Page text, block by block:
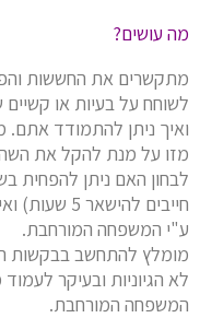
מה עושים?
מתקשרים את החששות
לשוחח על בעיות או
ואיך ניתן להתמודד אתם.
מזו על מנת להקל את
לבחון האם ניתן להפחית
חייבים
ע"י המשפחה המורחבת.
מומלץ להתחשב בבקשות
לא הגיוניות ובעיקר
המשפחה המורחבת.